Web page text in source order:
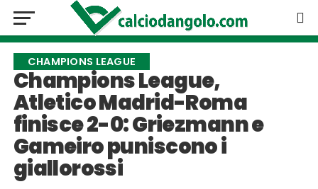
CHAMPIONS LEAGUE
Champions League,
Atletico Madrid-Roma
finisce 2-0: Griezmann e
Gameiro puniscono i
giallorossi